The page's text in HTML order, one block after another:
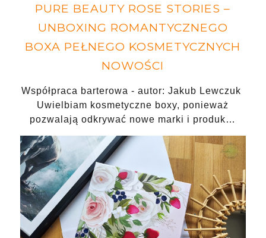
PURE BEAUTY ROSE STORIES –
UNBOXING ROMANTYCZNEGO
BOXA PEŁNEGO KOSMETYCZNYCH
NOWOŚCI
Współpraca barterowa - autor: Jakub Lewczuk
Uwielbiam kosmetyczne boxy, ponieważ
pozwalają odkrywać nowe marki i produk…